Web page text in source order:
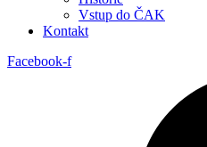
Vstup do ČAK
Kontakt
Facebook-f